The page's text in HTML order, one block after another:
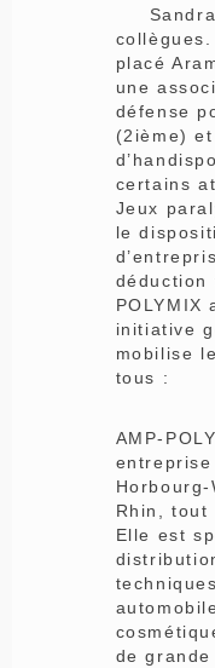
Sandra
placé
une
défense
(2ième)
certains
Jeux
le
déduction
POLYMIX
initiative
mobilise
tous :
AMP-
Rhin, tout
Elle est
de